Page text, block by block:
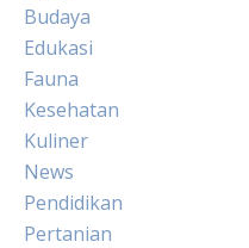
Budaya
Edukasi
Fauna
Kesehatan
Kuliner
News
Pendidikan
Pertanian